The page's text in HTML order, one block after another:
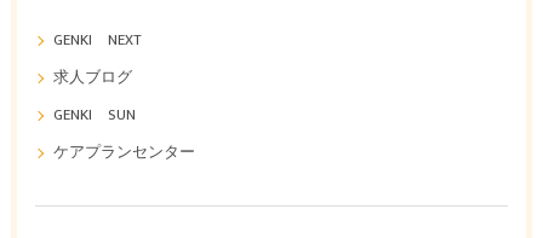
GENKI NEXT
求人ブログ
GENKI SUN
ケアプランセンター